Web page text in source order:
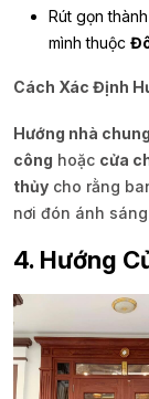
Rút gọn
mình thuộc
Cách Xác Định
Hướng nhà
công hoặc cửa
thủy cho rằng
nơi đón ánh
4. Hướng